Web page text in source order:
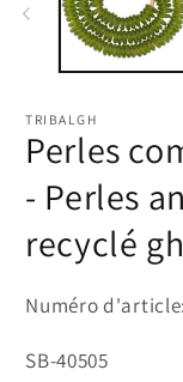
une
fenêtre
TRIBALGH
Perles
- Perles
recyclé
Numéro d'article:
SKU:
SB-40505